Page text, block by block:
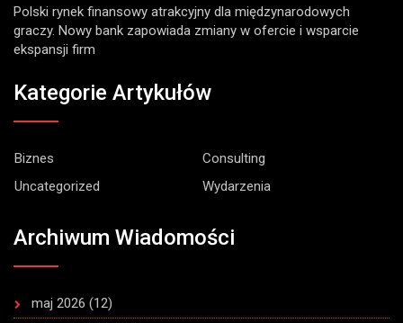
Polski rynek finansowy atrakcyjny dla międzynarodowych
graczy. Nowy bank zapowiada zmiany w ofercie i wsparcie
ekspansji firm
Kategorie Artykułów
Biznes
Consulting
Uncategorized
Wydarzenia
Archiwum Wiadomości
maj 2026 (12)